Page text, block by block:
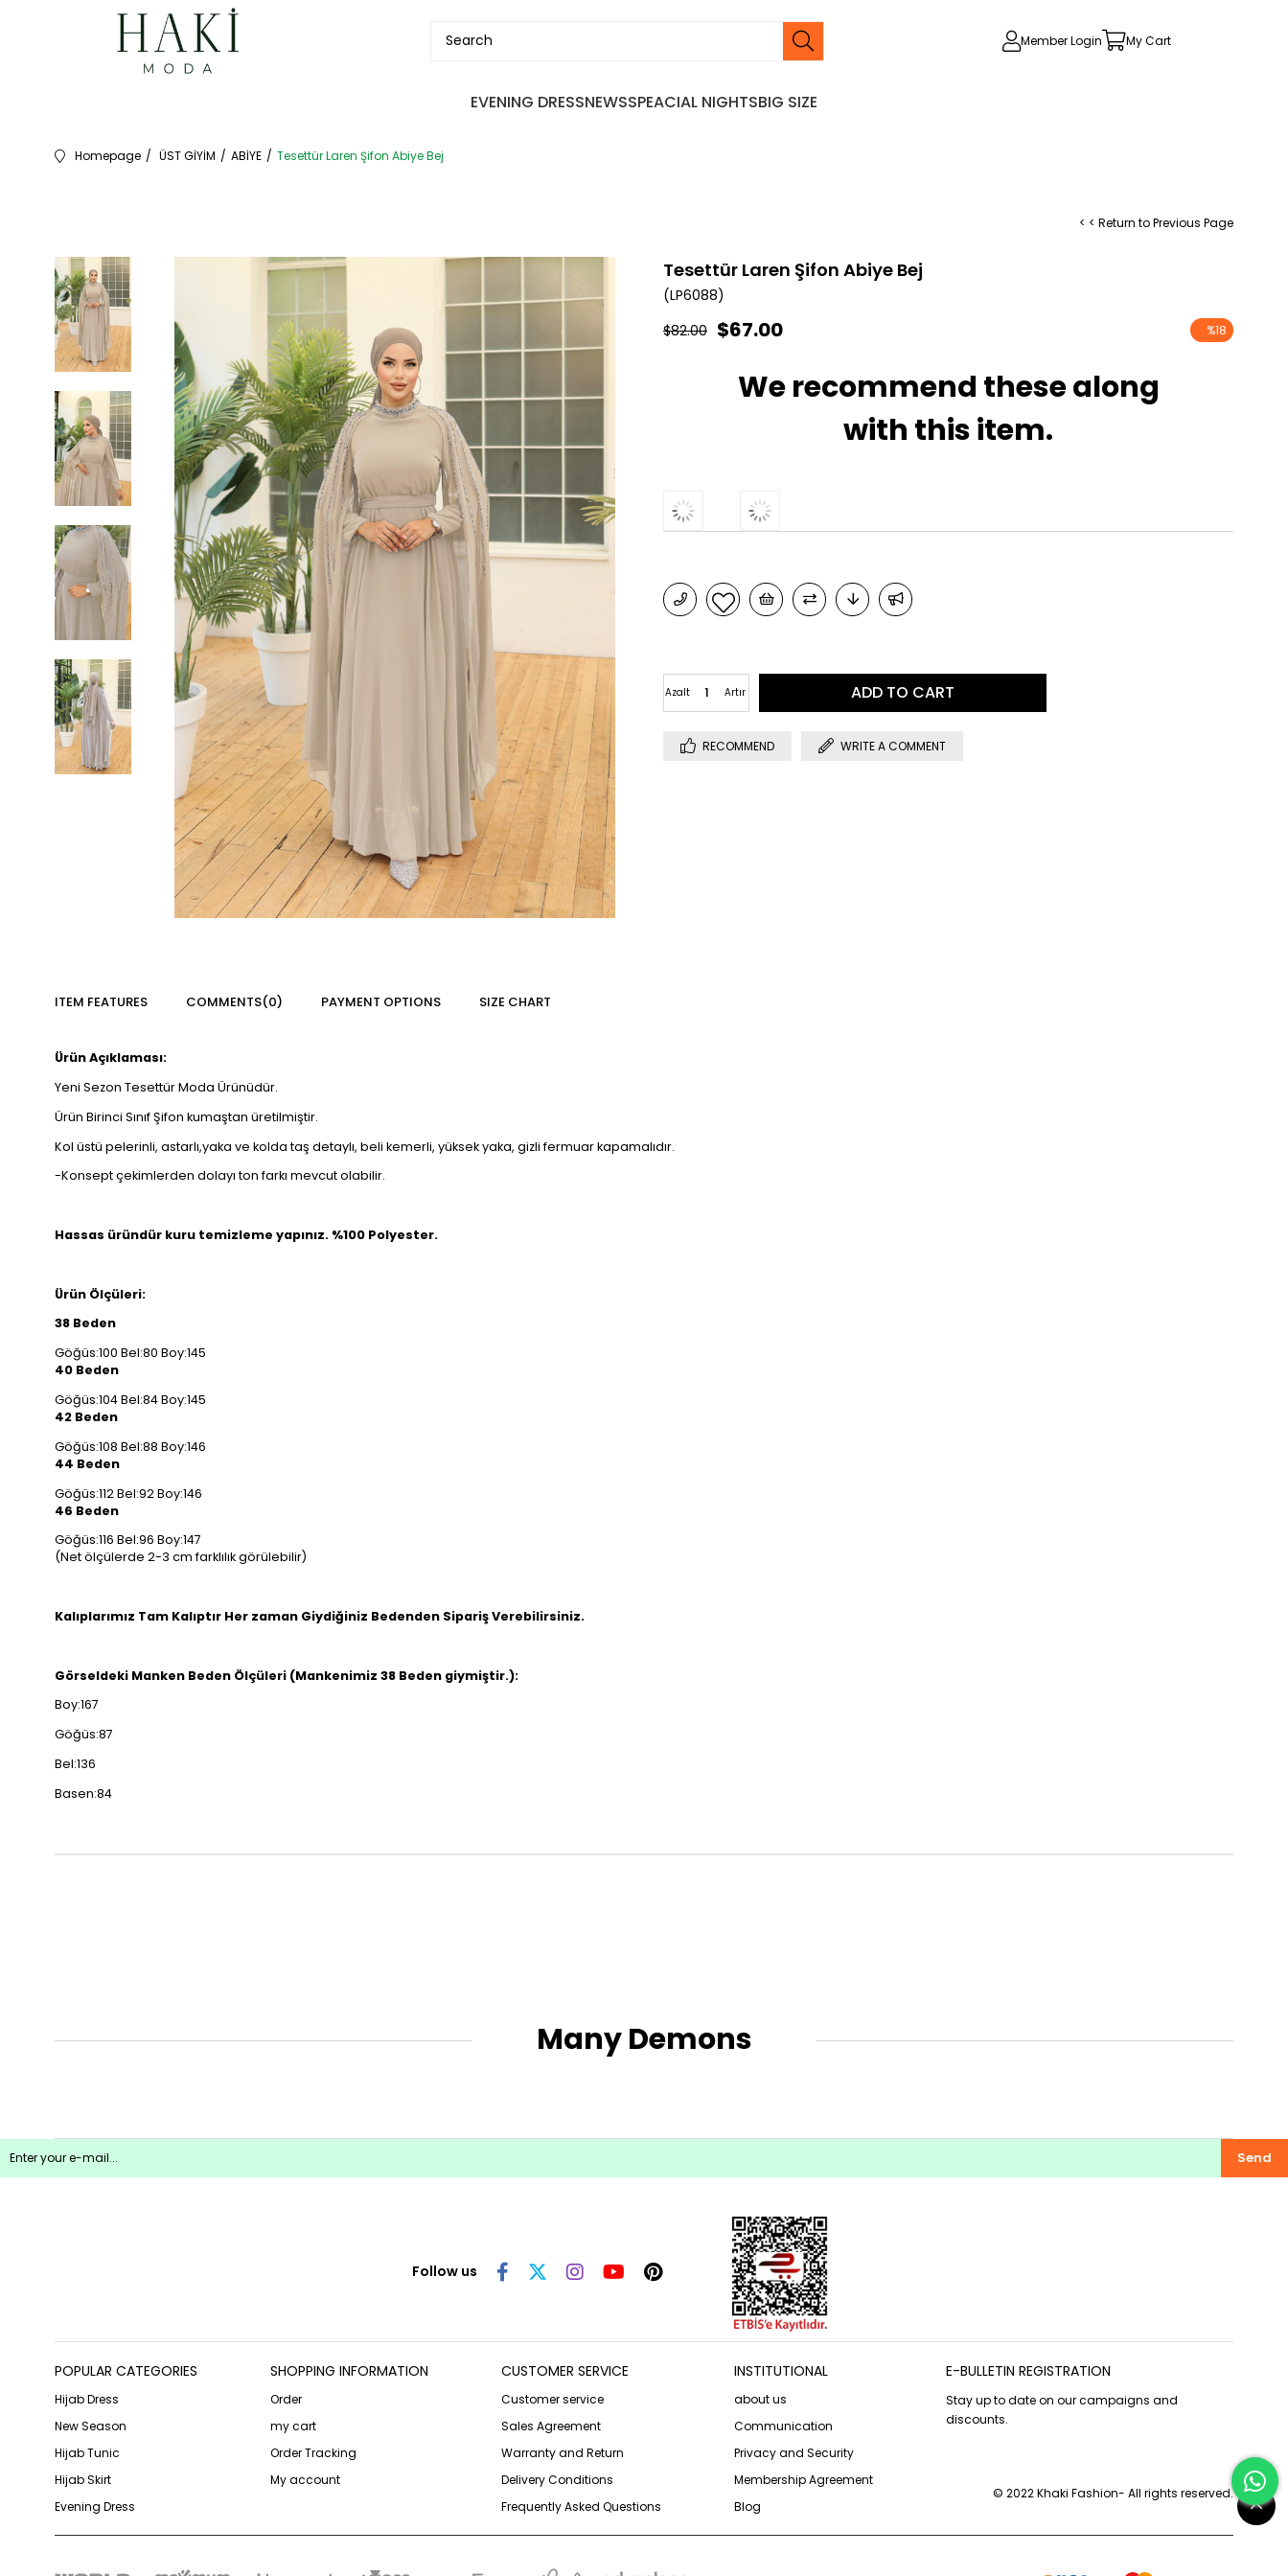
Member Login My Cart
EVENING DRESSNEWSSPEACIAL NIGHTSBIG SIZE
Homepage ÜST GİYİM ABİYE Tesettür Laren Şifon Abiye Bej
< < Return to Previous Page
Tesettür Laren Şifon Abiye Bej
(LP6088)
%18
$82.00 $67.00
We recommend these along
with this item.
Artır
Azalt
RECOMMEND WRITE A COMMENT
ITEM FEATURES COMMENTS(0) PAYMENT OPTIONS SIZE CHART
Ürün Açıklaması:
Yeni Sezon Tesettür Moda Ürünüdür.
Ürün Birinci Sınıf Şifon kumaştan üretilmiştir.
Kol üstü pelerinli, astarlı,yaka ve kolda taş detaylı, beli kemerli, yüksek yaka, gizli fermuar kapamalıdır.
-Konsept çekimlerden dolayı ton farkı mevcut olabilir.
Hassas üründür kuru temizleme yapınız. %100 Polyester.
Ürün Ölçüleri:
38 Beden
Göğüs:100 Bel:80 Boy:145
40 Beden
Göğüs:104 Bel:84 Boy:145
42 Beden
Göğüs:108 Bel:88 Boy:146
44 Beden
Göğüs:112 Bel:92 Boy:146
46 Beden
Göğüs:116 Bel:96 Boy:147
(Net ölçülerde 2-3 cm farklılık görülebilir)
Kalıplarımız Tam Kalıptır Her zaman Giydiğiniz Bedenden Sipariş Verebilirsiniz.
Görseldeki Manken Beden Ölçüleri (Mankenimiz 38 Beden giymiştir.):
Boy:167
Göğüs:87
Bel:136
Basen:84
Many Demons
Send
Follow us
POPULAR CATEGORIES
Hijab Dress
New Season
Hijab Tunic
Hijab Skirt
Evening Dress
SHOPPING INFORMATION
Order
my cart
Order Tracking
My account
CUSTOMER SERVICE
Customer service
Sales Agreement
Warranty and Return
Delivery Conditions
Frequently Asked Questions
INSTITUTIONAL
about us
Communication
Privacy and Security
Membership Agreement
Blog
E-BULLETIN REGISTRATION
Stay up to date on our campaigns and
discounts.
© 2022 Khaki Fashion- All rights reserved.